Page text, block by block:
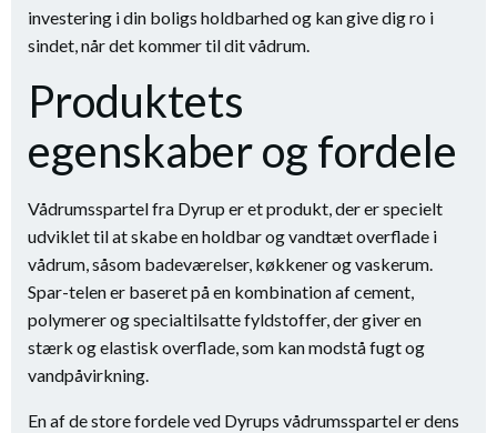
investering i din boligs holdbarhed og kan give dig ro i
sindet, når det kommer til dit vådrum.
Produktets
egenskaber og fordele
Vådrumsspartel fra Dyrup er et produkt, der er specielt
udviklet til at skabe en holdbar og vandtæt overflade i
vådrum, såsom badeværelser, køkkener og vaskerum.
Spar-telen er baseret på en kombination af cement,
polymerer og specialtilsatte fyldstoffer, der giver en
stærk og elastisk overflade, som kan modstå fugt og
vandpåvirkning.
En af de store fordele ved Dyrups vådrumsspartel er dens